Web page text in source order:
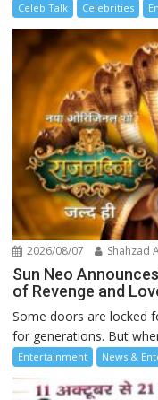
Celeb Talk Celebrities
2026/08/07 Shahzad
Sun Neo
of Revenge and
Some doors are locked
for generations. But
Entertainment News &